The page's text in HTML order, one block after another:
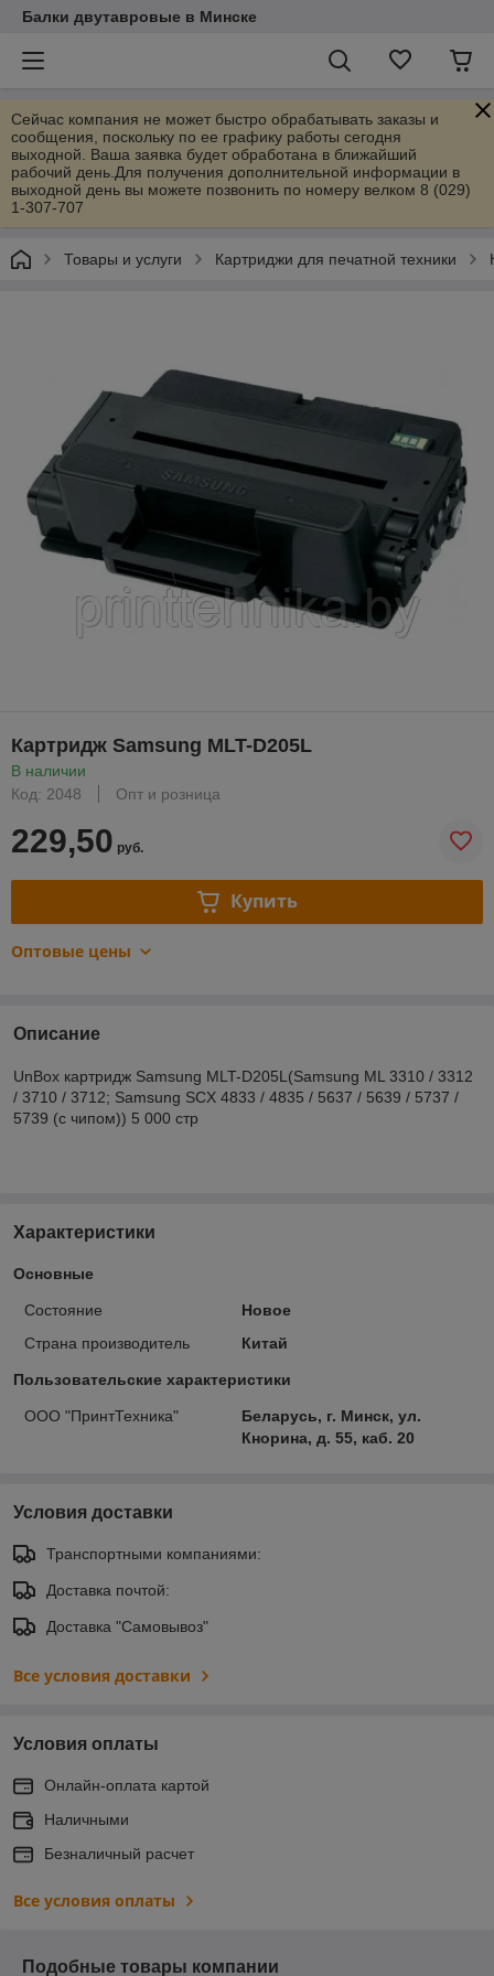
Балки двутавровые в Минске
Сейчас компания не может быстро обрабатывать заказы и
сообщения, поскольку по ее графику работы сегодня
выходной. Ваша заявка будет обработана в ближайший
рабочий день.Для получения дополнительной информации в
выходной день вы можете позвонить по номеру велком 8 (029)
1-307-707
Товары и услуги Картриджи для печатной техники
Картридж Samsung MLT-D205L
В наличии
Код: 2048
Опт и розница
229,50 руб.
Купить
Оптовые цены
Описание
UnBox картридж Samsung MLT-D205L(Samsung ML 3310 / 3312
/ 3710 / 3712; Samsung SCX 4833 / 4835 / 5637 / 5639 / 5737 /
5739 (с чипом)) 5 000 стр
Характеристики
Основные
Состояние
Новое
Страна производитель
Китай
Пользовательские характеристики
ООО "ПринтТехника"
Беларусь, г. Минск, ул.
Кнорина, д. 55, каб. 20
Условия доставки
Транспортными компаниями:
Доставка почтой:
Доставка "Самовывоз"
Все условия доставки
Условия оплаты
Онлайн-оплата картой
Наличными
Безналичный расчет
Все условия оплаты
Подобные товары компании